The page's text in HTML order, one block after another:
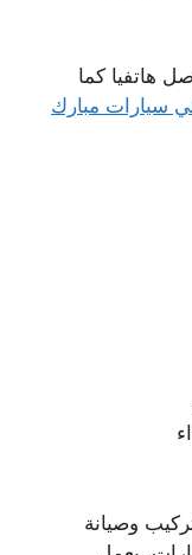
هاتفيا كما
سيارات مبارك
وصيانة